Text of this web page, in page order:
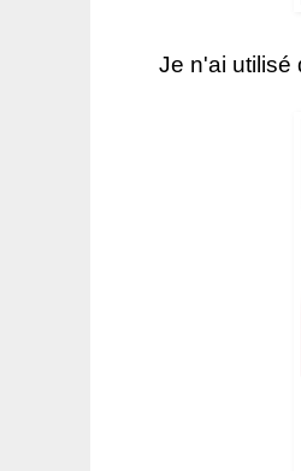
Je n'ai utilisé